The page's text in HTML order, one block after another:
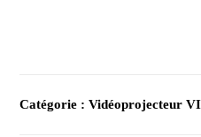
Catégorie :Vidéoprojecteur